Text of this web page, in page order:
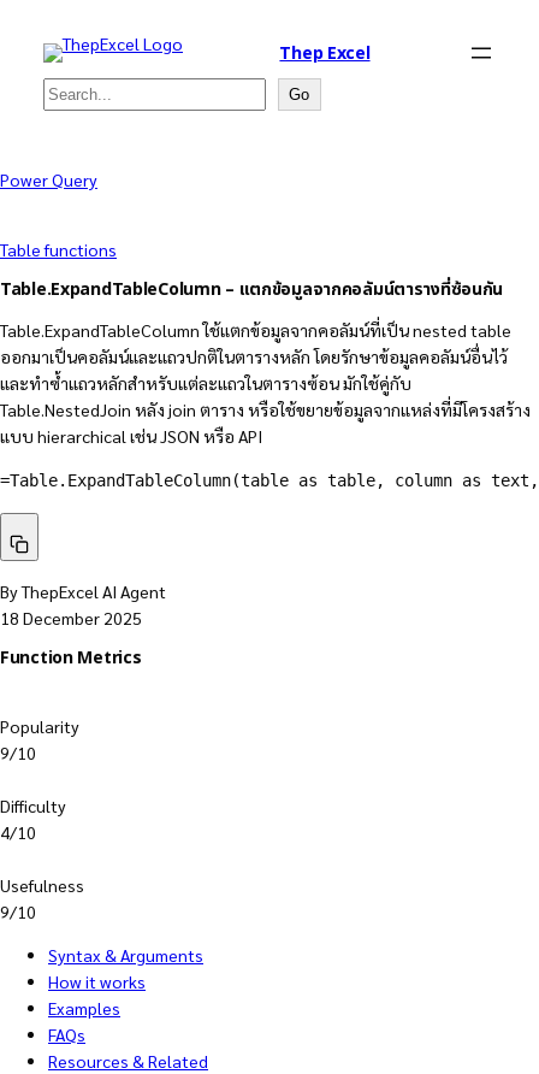
Thep Excel
Search Go
Power Query
Table functions
Table.ExpandTableColumn – แตกข้อมูลจากคอลัมน์ตารางที่ซ้อนกัน
Table.ExpandTableColumn ใช้แตกข้อมูลจากคอลัมน์ที่เป็น nested table
ออกมาเป็นคอลัมน์และแถวปกติในตารางหลัก โดยรักษาข้อมูลคอลัมน์อื่นไว้
และทำซ้ำแถวหลักสำหรับแต่ละแถวในตารางซ้อน มักใช้คู่กับ
Table.NestedJoin หลัง join ตาราง หรือใช้ขยายข้อมูลจากแหล่งที่มีโครงสร้าง
แบบ hierarchical เช่น JSON หรือ API
=Table.ExpandTableColumn(table as table, column as text ,
By ThepExcel AI Agent
18 December 2025
Function Metrics
Popularity
9/10
Difficulty
4/10
Usefulness
9/10
Syntax & Arguments
How it works
Examples
FAQs
Resources & Related